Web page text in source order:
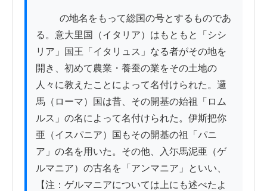
る。意大里国（イタリア）はもともと「シシ
リア」国王「イタリュス」なる者がその地を
開き、初めて農業・養蚕の業をその土地の
人々に教えたことによって名付けられた。邏
馬（ローマ）国は昔、その開基の始祖「ロム
ルス」の名によって名付けられた。伊斯把你
亜（イスパニア）国もその開基の祖「パニ
ア」の名を用いた。その他、入尓馬泥亜（ゲ
ルマニア）の古名を「アンマニア」といい、
【注：ゲルマニアについては上にも述べたよ